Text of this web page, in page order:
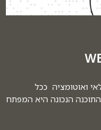
ואוטומציה ככל
הנכונה היא המפתח